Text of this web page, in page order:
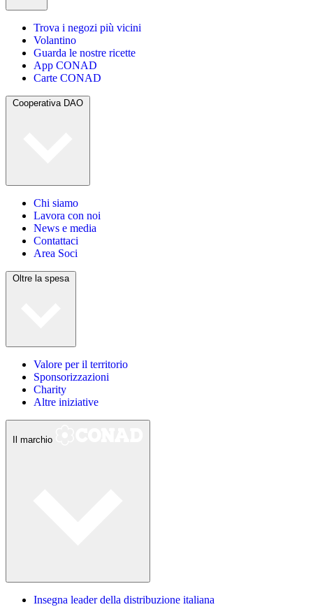
Trova i negozi più vicini
Volantino
Guarda le nostre ricette
App CONAD
Carte CONAD
Cooperativa DAO
Chi siamo
Lavora con noi
News e media
Contattaci
Area Soci
Oltre la spesa
Valore per il territorio
Sponsorizzazioni
Charity
Altre iniziative
Il marchio
Insegna leader della distribuzione italiana